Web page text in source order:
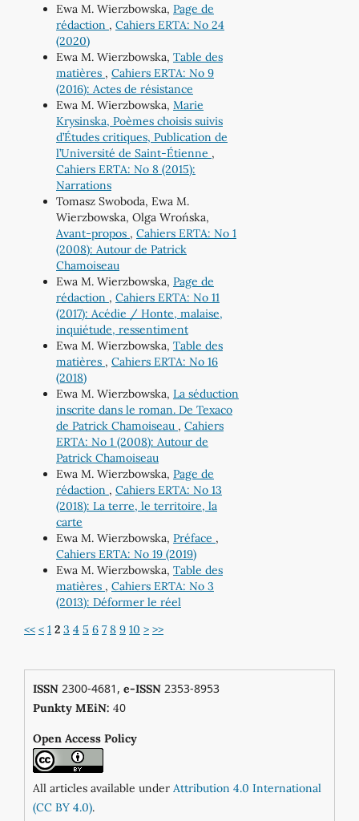
Ewa M. Wierzbowska, Page de
rédaction , Cahiers ERTA: No 24
(2020)
Ewa M. Wierzbowska, Table des
matières , Cahiers ERTA: No 9
(2016): Actes de résistance
Ewa M. Wierzbowska, Marie
Krysinska, Poèmes choisis suivis
d’Études critiques, Publication de
l’Université de Saint-Étienne ,
Cahiers ERTA: No 8 (2015):
Narrations
Tomasz Swoboda, Ewa M.
Wierzbowska, Olga Wrońska,
Avant-propos , Cahiers ERTA: No 1
(2008): Autour de Patrick
Chamoiseau
Ewa M. Wierzbowska, Page de
rédaction , Cahiers ERTA: No 11
(2017): Acédie / Honte, malaise,
inquiétude, ressentiment
Ewa M. Wierzbowska, Table des
matières , Cahiers ERTA: No 16
(2018)
Ewa M. Wierzbowska, La séduction
inscrite dans le roman. De Texaco
de Patrick Chamoiseau , Cahiers
ERTA: No 1 (2008): Autour de
Patrick Chamoiseau
Ewa M. Wierzbowska, Page de
rédaction , Cahiers ERTA: No 13
(2018): La terre, le territoire, la
carte
Ewa M. Wierzbowska, Préface ,
Cahiers ERTA: No 19 (2019)
Ewa M. Wierzbowska, Table des
matières , Cahiers ERTA: No 3
(2013): Déformer le réel
<< < 1 2 3 4 5 6 7 8 9 10 > >>
ISSN2300-4681, e-ISSN2353-8953
Punkty MEiN: 40
Open Access Policy
All articles available under Attribution 4.0 International
(CC BY 4.0).